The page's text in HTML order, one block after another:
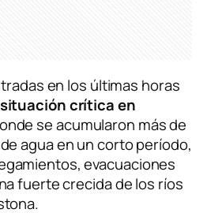
en los últimas horas
situación crítica en
se acumularon más de
agua en un corto período,
evacuaciones
fuerte crecida de los ríos